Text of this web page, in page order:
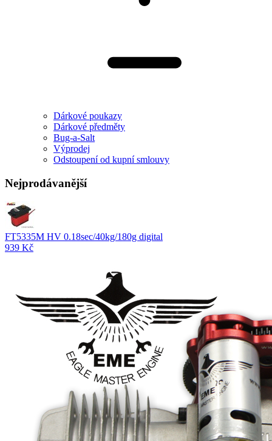
Dárkové poukazy
Dárkové předměty
Bug-a-Salt
Výprodej
Odstoupení od kupní smlouvy
Nejprodávanější
FT5335M HV 0.18sec/40kg/180g digital
939 Kč